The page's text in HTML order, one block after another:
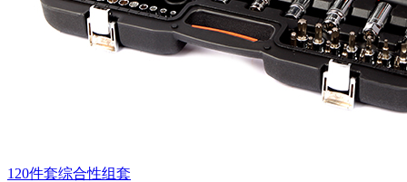
120件套综合性组套